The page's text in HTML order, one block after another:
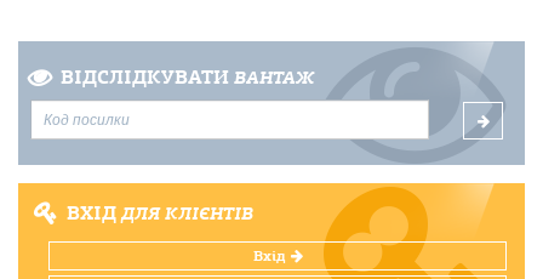
ВІДСЛІДКУВАТИ ВАНТАЖ
ВХІДДЛЯ КЛІЄНТІВ
Вхід